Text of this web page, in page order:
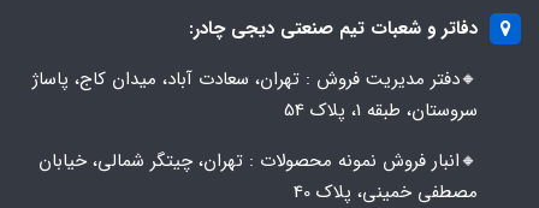
دفاتر و شعبات تیم صنعتی دیجی چادر:
🔸️​​دفتر مدیریت فروش : تهران، سعادت آباد، میدان کاج، پاساژ
سروستان، طبقه 1، پلاک 54
🔸️​​انبار فروش نمونه محصولات : تهران، چیتگر شمالی، خیابان
مصطفی خمینی، پلاک 40